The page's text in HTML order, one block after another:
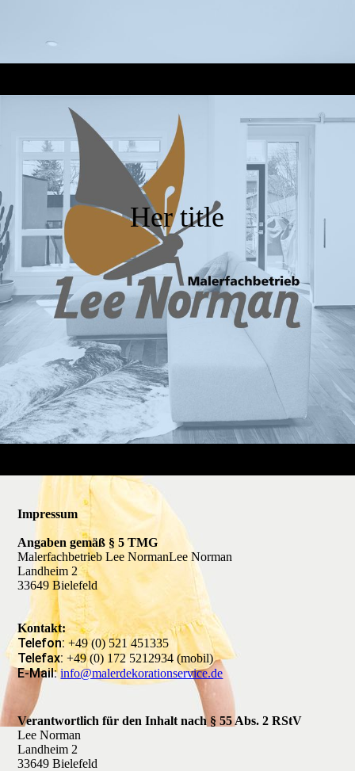
Her title
Impressum
Angaben gemäß § 5 TMG
Malerfachbetrieb Lee NormanLee Norman
Landheim 2
33649 Bielefeld
Kontakt:
Telefon:+49 (0) 521 451335
Telefax: +49 (0) 172 5212934 (mobil)
E-Mail: info@malerdekorationservice.de
Verantwortlich für den Inhalt nach § 55 Abs. 2 RStV
Lee Norman
Landheim 2
33649 Bielefeld